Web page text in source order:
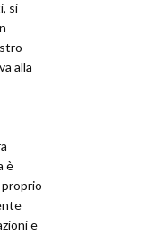
si
alla
è
e